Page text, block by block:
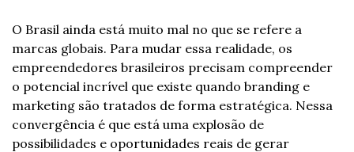
O Brasil ainda está muito mal no que se refere a
marcas globais. Para mudar essa realidade, os
empreendedores brasileiros precisam compreender
o potencial incrível que existe quando branding e
marketing são tratados de forma estratégica. Nessa
convergência é que está uma explosão de
possibilidades e oportunidades reais de gerar